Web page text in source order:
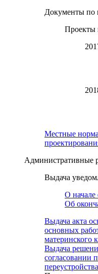
Документы по
Проекты
Местные
Административные
Выдача
О начале
Об
Выдача акта
основных
материнского
Выдача
согласовании